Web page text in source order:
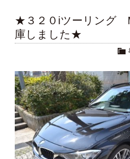
★３２０iツーリング
庫しました★